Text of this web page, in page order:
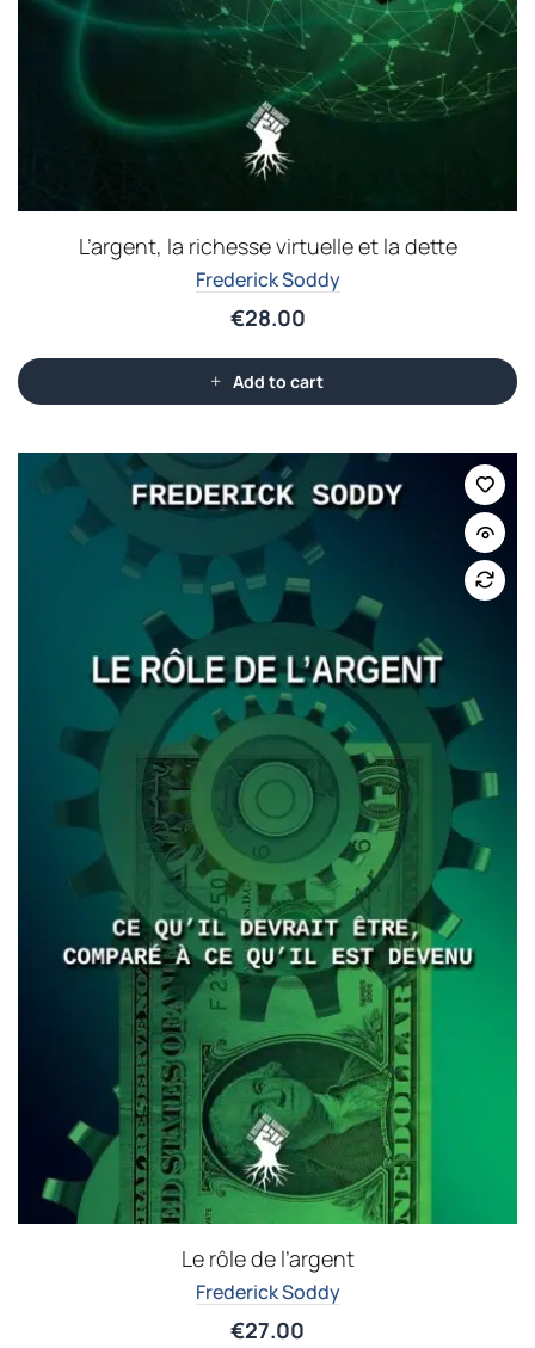
L’argent, la richesse virtuelle et la dette
Frederick Soddy
€28.00
Add to cart
Le rôle de l’argent
Frederick Soddy
€27.00